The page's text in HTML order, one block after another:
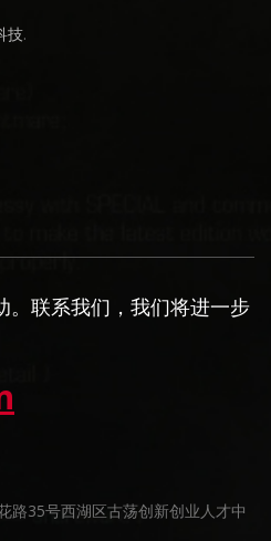
技.
。联系我们，我们将进一步
路35号西湖区古荡创新创业人才中